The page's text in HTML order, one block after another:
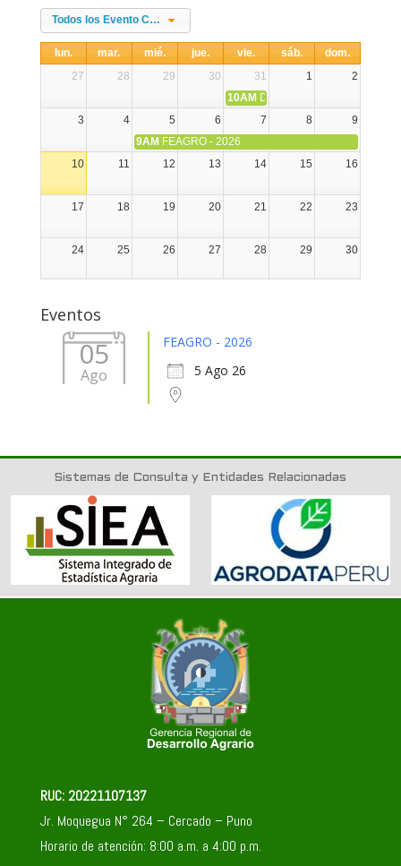
Todos los Evento Categories
lun. mar. mié. jue. vie. sáb.
dom.
27
28 29 30 31 1
2
10AM DIA NACIONAL DE LA
3
4 5 6 7 8
9
9AM FEAGRO - 2026
10
11 12 13 14 15 16
17 18 19 20 21 22 23
24 25 26 27 28 29 30
Eventos
05
Ago
FEAGRO - 2026
5 Ago 26
Sistemas de Consulta y Entidades Relacionadas
RUC: 20221107137
Jr. Moquegua N° 264 – Cercado – Puno
Horario de atención: 8:00 a.m. a 4:00 p.m.